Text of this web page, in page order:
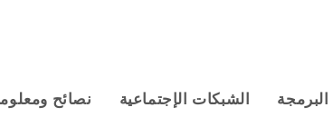
البرمجة الشبكات الإجتماعية نصائح